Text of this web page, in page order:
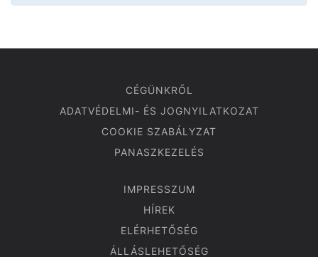
CÉGÜNKRŐL
ADATVÉDELMI- ÉS JOGNYILATKOZAT
COOKIE SZABÁLYZAT
PANASZKEZELÉS
IMPRESSZUM
HÍREK
ELÉRHETŐSÉG
ÁLLÁSLEHETŐSÉG